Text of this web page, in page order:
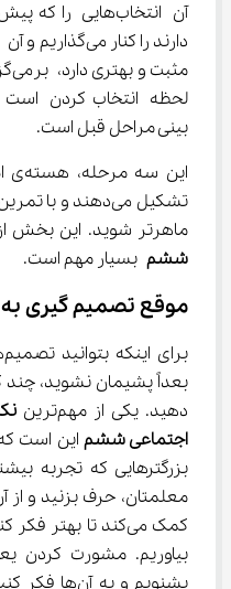
بینی مراحل قبل است.
این
ماهرتر شوید. این بخش
ششم بسیار مهم است.
موقع تصمیم گیری به
بعداً پشیمان نشوید، چند
دهید. یکی از مهم‌ترین
اجتماعی ششم این است
بزرگترهایی که تجربه
کمک می‌کند تا بهتر
بشنویم و به